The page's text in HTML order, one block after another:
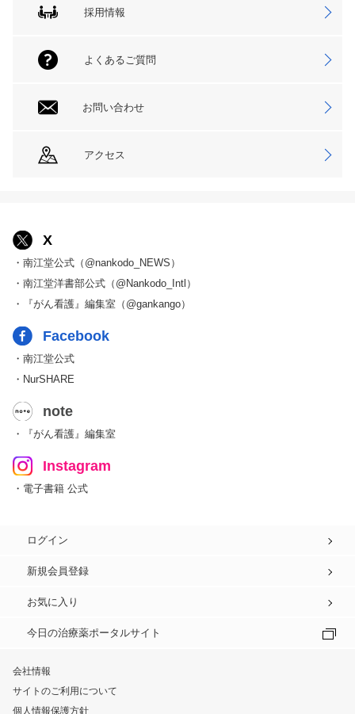
採用情報
よくあるご質問
お問い合わせ
アクセス
X
・南江堂公式（@nankodo_NEWS）
・南江堂洋書部公式（@Nankodo_Intl）
・『がん看護』編集室（@gankango）
Facebook
・南江堂公式
・NurSHARE
note
・『がん看護』編集室
Instagram
・電子書籍 公式
ログイン
新規会員登録
お気に入り
今日の治療薬ポータルサイト
会社情報
サイトのご利用について
個人情報保護方針